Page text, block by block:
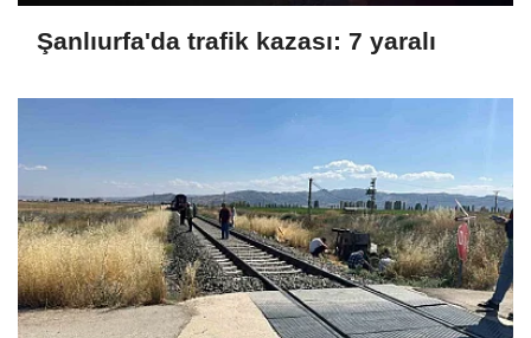
Şanlıurfa'da trafik kazası: 7 yaralı